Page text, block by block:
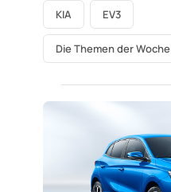
KIA EV3
Die Themen der Woche